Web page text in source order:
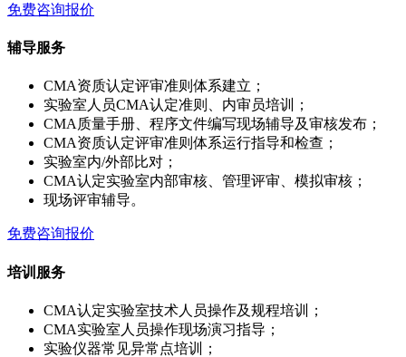
免费咨询报价
辅导服务
CMA资质认定评审准则体系建立；
实验室人员CMA认定准则、内审员培训；
CMA质量手册、程序文件编写现场辅导及审核发布；
CMA资质认定评审准则体系运行指导和检查；
实验室内/外部比对；
CMA认定实验室内部审核、管理评审、模拟审核；
现场评审辅导。
免费咨询报价
培训服务
CMA认定实验室技术人员操作及规程培训；
CMA实验室人员操作现场演习指导；
实验仪器常见异常点培训；